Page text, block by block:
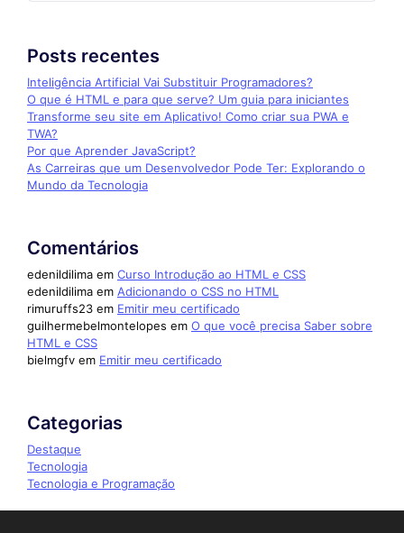
Posts recentes
Inteligência Artificial Vai Substituir Programadores?
O que é HTML e para que serve? Um guia para iniciantes
Transforme seu site em Aplicativo! Como criar sua PWA e
TWA?
Por que Aprender JavaScript?
As Carreiras que um Desenvolvedor Pode Ter: Explorando o
Mundo da Tecnologia
Comentários
edenildilima em Curso Introdução ao HTML e CSS
edenildilima em Adicionando o CSS no HTML
rimuruffs23 em Emitir meu certificado
guilhermebelmontelopes em O que você precisa Saber sobre
HTML e CSS
bielmgfv em Emitir meu certificado
Categorias
Destaque
Tecnologia
Tecnologia e Programação